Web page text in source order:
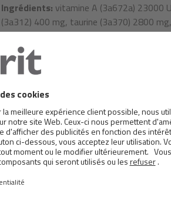
Ingrédients: vitamine A (3a672a) 23000
(3a312) 400 mg, taurine (3a370) 2800
biotine (3a880) 2,5 mg de vitamine B1 (
D-pantothénate, calcium (3a841) 50
0,05 mg, zinc (3b606) 140 mg, fer
mg, cuivre (3b406) 12 mg, sélénium
naturels approuvés par l’UE : extraits de
et extrait de romarin.
Metabolizable energy:4,000 kcal/kg
Dosage